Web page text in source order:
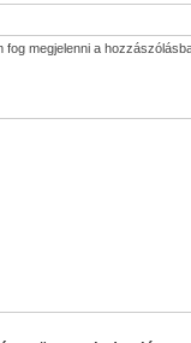
fog megjelenni a